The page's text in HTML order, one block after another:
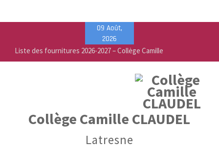
content
09 Août,
2026
Liste des fournitures 2026-2027 – Collège Camille
Claudel
Vente de fournitures scolaires – PEEP & Bureau
Calendrier de rentrée pour les élèves – Année
Collège Camille CLAUDEL
Latresne